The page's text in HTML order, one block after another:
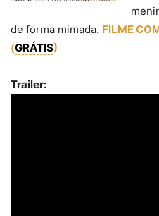
de forma mimada. FILME
(GRÁTIS)
Trailer: